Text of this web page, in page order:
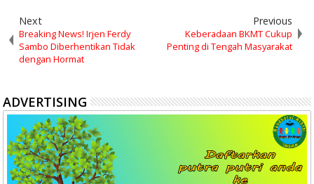
Next
Breaking News! Irjen Ferdy
Sambo Diberhentikan Tidak
dengan Hormat
Previous
Keberadaan BKMT Cukup
Penting di Tengah Masyarakat
ADVERTISING